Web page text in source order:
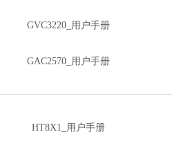
GVC3220_用户手册
GAC2570_用户手册
HT8X1_用户手册